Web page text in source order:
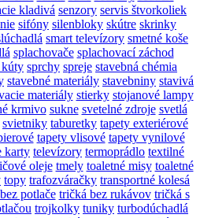
kladivá senzory servis štvorkoliek
sifóny silenbloky skútre skrinky
smart televízory smetné koše
splachovače splachovací záchod
kúty sprchy spreje stavebná chémia
stavebné materiály stavebniny stavivá
materiály stierky stojanové lampy
krmivo sukne svetelné zdroje svetlá
svietniky taburetky tapety exteriérové
tapety vlisové tapety vynilové
karty televízory termoprádlo textilné
oleje tmely toaletné misy toaletné
topy trafozváračky transportné kolesá
potlače tričká bez rukávov tričká s
trojkolky tuniky turbodúchadlá